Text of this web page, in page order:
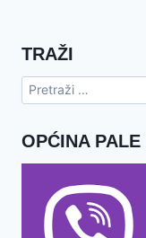
TRAŽI
Pretraga:
OPĆINA